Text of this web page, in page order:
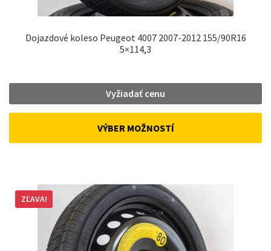
Dojazdové koleso Peugeot 4007 2007-2012 155/90R16
5×114,3
Vyžiadať cenu
VÝBER MOŽNOSTÍ
ZĽAVA!